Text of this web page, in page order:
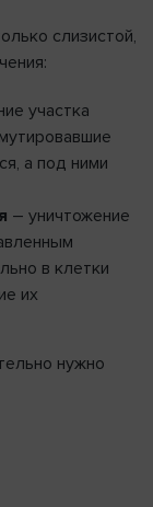
слизистой,
участка
а под ними
– уничтожение
в клетки
их
нужно